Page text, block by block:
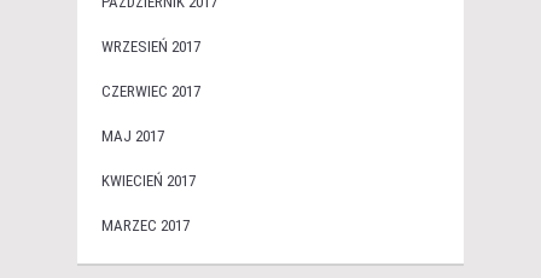
WRZESIEŃ 2017
CZERWIEC 2017
MAJ 2017
KWIECIEŃ 2017
MARZEC 2017